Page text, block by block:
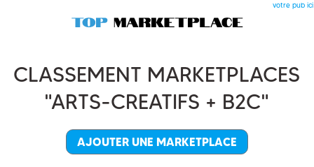
votre pub ici
CLASSEMENT MARKETPLACES
"ARTS-CREATIFS + B2C"
AJOUTER UNE MARKETPLACE